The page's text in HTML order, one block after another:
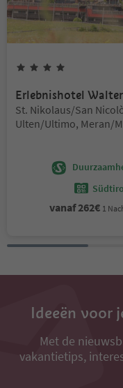
Erlebnishotel
Locatie:
St. Nikolaus/San
Ulten/Ultimo, Meran/
vanaf262€ 1
Ideeën voor
Met de
vakantietips,